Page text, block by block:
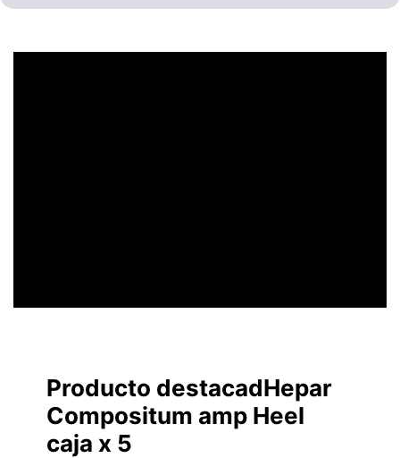
Producto destacadHepar
Compositum amp Heel
caja x 5